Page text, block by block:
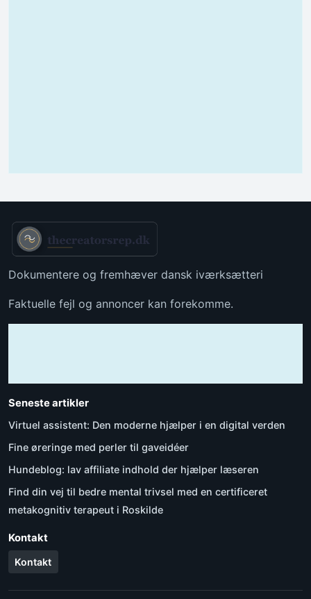
Dokumentere og fremhæver dansk iværksætteri
Faktuelle fejl og annoncer kan forekomme.
Seneste artikler
Virtuel assistent: Den moderne hjælper i en digital verden
Fine øreringe med perler til gaveidéer
Hundeblog: lav affiliate indhold der hjælper læseren
Find din vej til bedre mental trivsel med en certificeret
metakognitiv terapeut i Roskilde
Kontakt
Kontakt